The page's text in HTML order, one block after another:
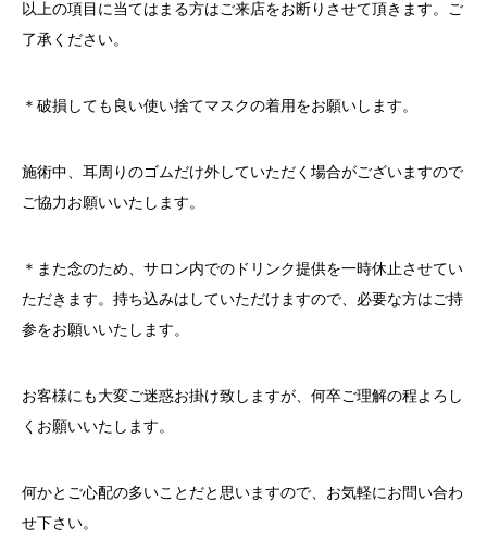
以上の項目に当てはまる方はご来店をお断りさせて頂きます。ご
了承ください。
＊破損しても良い使い捨てマスクの着用をお願いします。
施術中、耳周りのゴムだけ外していただく場合がございますので
ご協力お願いいたします。
＊また念のため、サロン内でのドリンク提供を一時休止させてい
ただきます。持ち込みはしていただけますので、必要な方はご持
参をお願いいたします。
お客様にも大変ご迷惑お掛け致しますが、何卒ご理解の程よろし
くお願いいたします。
何かとご心配の多いことだと思いますので、お気軽にお問い合わ
せ下さい。